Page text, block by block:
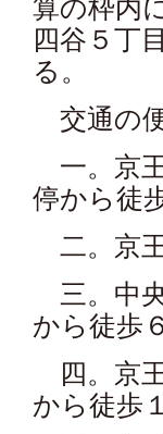
算の枠内
四谷５丁
る。
交通の
一。京
停から徒
二。京
三。中
から徒歩
四。京
から徒歩